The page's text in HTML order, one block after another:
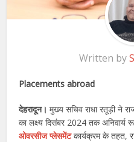
Written by
Placements abroad
देहरादून।मुख्य सचिव राधा रतूड़ी ने
का लक्ष्य दिसंबर 2024 तक अनिवार्य
ओवरसीज प्लेसमेंटकार्यक्रम के तहत,